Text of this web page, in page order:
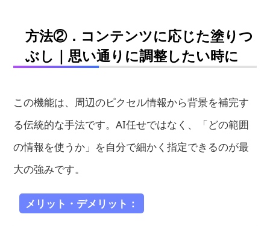
方法②．コンテンツに応じた塗りつ
ぶし｜思い通りに調整したい時に
この機能は、周辺のピクセル情報から背景を補完す
る伝統的な手法です。AI任せではなく、「どの範囲
の情報を使うか」を自分で細かく指定できるのが最
大の強みです。
メリット・デメリット：